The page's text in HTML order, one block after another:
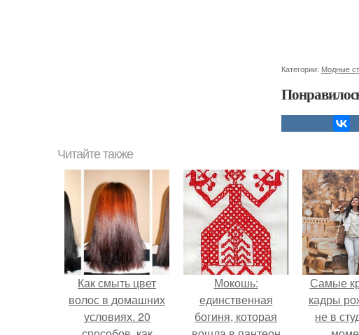
Категории: Модные
Читайте также
Как смыть цвет
волос в домашних
условиях. 20
Мокошь:
единственная
богиня, которая
Самые
кадры
не в